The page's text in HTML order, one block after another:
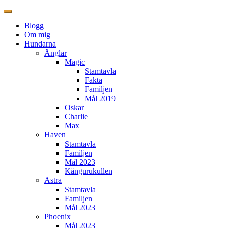
Blogg
Om mig
Hundarna
Änglar
Magic
Stamtavla
Fakta
Familjen
Mål 2019
Oskar
Charlie
Max
Haven
Stamtavla
Familjen
Mål 2023
Kängurukullen
Astra
Stamtavla
Familjen
Mål 2023
Phoenix
Mål 2023